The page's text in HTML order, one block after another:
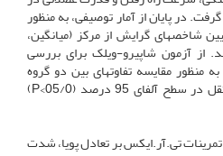
در پایان از آمار توصیفی، به منظور
شاخص­های گرایش از مرکز (میانگین،
از آزمون شاپیرو-ویلک برای بررسی
منظور مقایسه تفاوت­های بین دو گروه
کنترل و تجربی از آزمون t مستقل در سطح آلفای 95 درصد (05/0>P)
تی.آر.ایکس بر تعادل پویا، شدت